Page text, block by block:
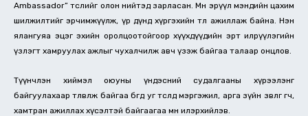
Ambassador” төслийг олон нийтэд зарласан. Мөн эрүүл мэндийн цахим
шилжилтийг эрчимжүүлж, үр дүнд хүргэхийн төлөө ажиллаж байна. Нэн
ялангуяа эцэг эхийн оролцоотойгоор хүүхдүүдийн эрт илрүүлэгийн
үзлэгт хамруулах ажлыг чухалчилж авч үзэж байгаа талаар онцлов.
Түүнчлэн хиймэл оюуны үндэсний судалгааны хүрээлэнг
байгуулахаар төлөвлөж байгаа бөгөөд уг төсөлд мэргэжил, арга зүйн зөвлөгөө өгч,
хамтран ажиллах хүсэлтэй байгаагаа мөн илэрхийлэв.